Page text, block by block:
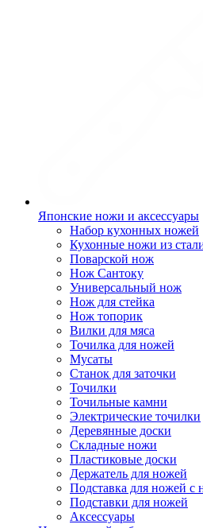
Японские ножи и аксессуары
Набор кухонных ножей
Кухонные ножи из
Поварской нож
Нож Сантоку
Универсальный нож
Нож для стейка
Нож топорик
Вилки для мяса
Точилка для ножей
Мусаты
Станок для заточки
Точилки
Точильные камни
Электрические точилки
Деревянные доски
Складные ножи
Пластиковые доски
Держатель для ножей
Подставка для ножей с
Подставки для ножей
Аксессуары